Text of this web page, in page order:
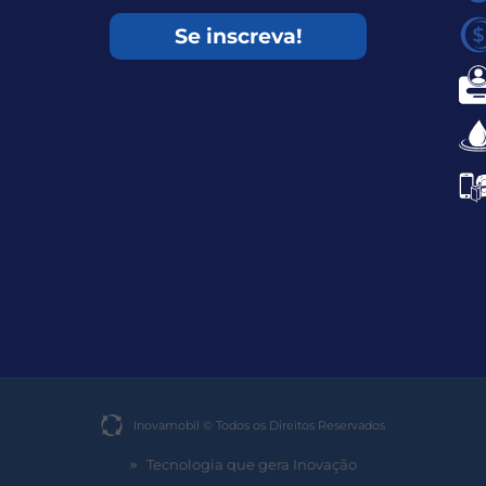
Se inscreva!
Inovamobil © Todos os Direitos Reservados​
» Tecnologia que gera Inovação